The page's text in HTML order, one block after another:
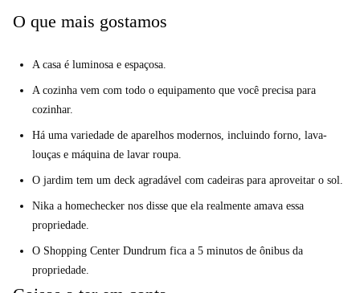
O que mais gostamos
A casa é luminosa e espaçosa.
A cozinha vem com todo o equipamento que você precisa para
cozinhar.
Há uma variedade de aparelhos modernos, incluindo forno, lava-
louças e máquina de lavar roupa.
O jardim tem um deck agradável com cadeiras para aproveitar o sol.
Nika a homechecker nos disse que ela realmente amava essa
propriedade.
O Shopping Center Dundrum fica a 5 minutos de ônibus da
propriedade.